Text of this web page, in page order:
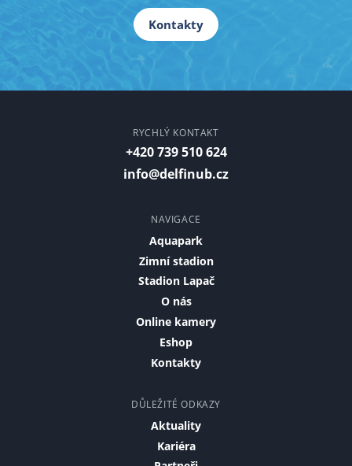
Kontakty
RYCHLÝ KONTAKT
+420 739 510 624
info@delfinub.cz
NAVIGACE
Aquapark
Zimní stadion
Stadion Lapač
O nás
Online kamery
Eshop
Kontakty
DŮLEŽITÉ ODKAZY
Aktuality
Kariéra